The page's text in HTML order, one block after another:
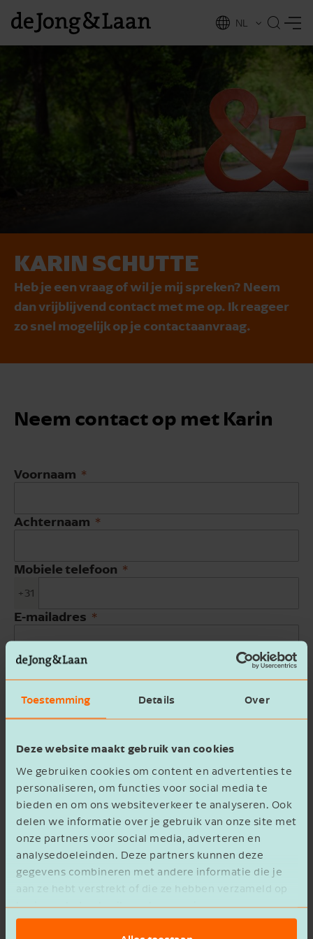
Toestemming Details Over
Deze website maakt gebruik van cookies
We gebruiken cookies om content en advertenties te
personaliseren, om functies voor social media te
bieden en om ons websiteverkeer te analyseren. Ook
delen we informatie over je gebruik van onze site met
onze partners voor social media, adverteren en
analysedoeleinden. Deze partners kunnen deze
gegevens combineren met andere informatie die je
aan ze hebt verstrekt of die ze hebben verzameld op
basis van het gebruik van hun services.
EN
NL
KARIN SCHUTTE
Heb je een vraag of wil je mij spreken? Neem
dan vrijblijvend contact met me op. Ik reageer
zo snel mogelijk op je contactaanvraag.
Neem contact op met Karin
Voornaam
Achternaam
Mobiele telefoon
+31
E-mailadres
Bedrijfsnaam
Ik ga akkoord met hetprivacy statement
Verzenden